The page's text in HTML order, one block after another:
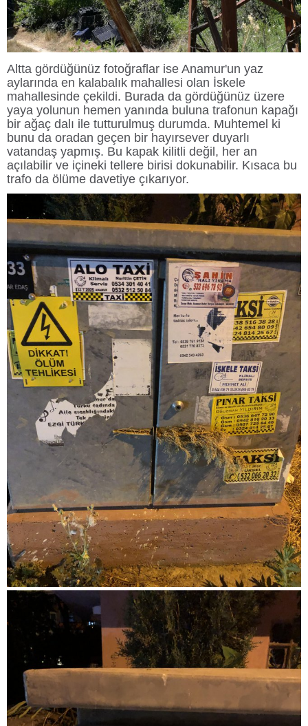
Altta gördüğünüz fotoğraflar ise Anamur'un yaz
aylarında en kalabalık mahallesi olan İskele
mahallesinde çekildi. Burada da gördüğünüz üzere
yaya yolunun hemen yanında buluna trafonun kapağı
bir ağaç dalı ile tutturulmuş durumda. Muhtemel ki
bunu da oradan geçen bir hayırsever duyarlı
vatandaş yapmış. Bu kapak kilitli değil, her an
açılabilir ve içineki tellere birisi dokunabilir. Kısaca bu
trafo da ölüme davetiye çıkarıyor.